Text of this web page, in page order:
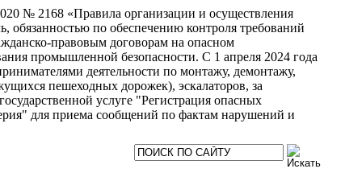
№ 2168 «Правила организации и осуществления
обязанностью по обеспечению контроля требований
правовым договорам на опасном
промышленной безопасности. С 1 апреля 2024 года
деятельности по монтажу, демонтажу,
пешеходных дорожек), эскалаторов, за
услуге "Регистрация опасных
для приема сообщений по фактам нарушений и